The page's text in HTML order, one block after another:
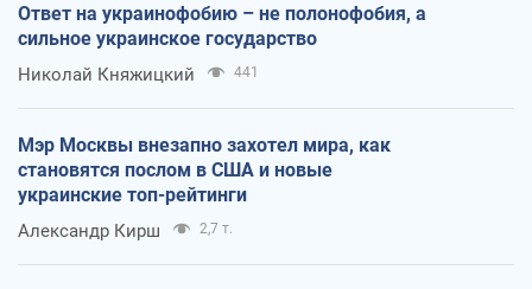
Ответ на украинофобию – не полонофобия, а
сильное украинское государство
Николай Княжицкий 441
Мэр Москвы внезапно захотел мира, как
становятся послом в США и новые
украинские топ-рейтинги
Александр Кирш 2,7 т.